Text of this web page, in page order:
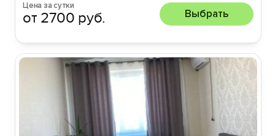
Цена за сутки
от 2700 руб. Выбрать